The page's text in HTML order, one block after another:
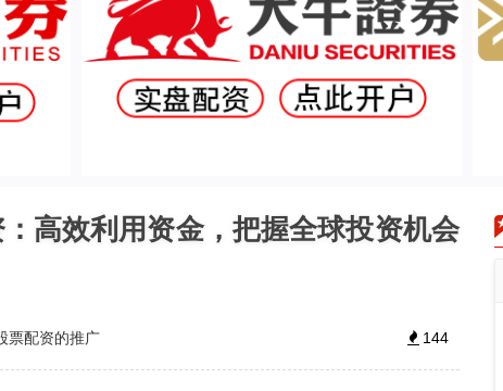
高效利用资金，把握全球投资机会
票配资的推广 144